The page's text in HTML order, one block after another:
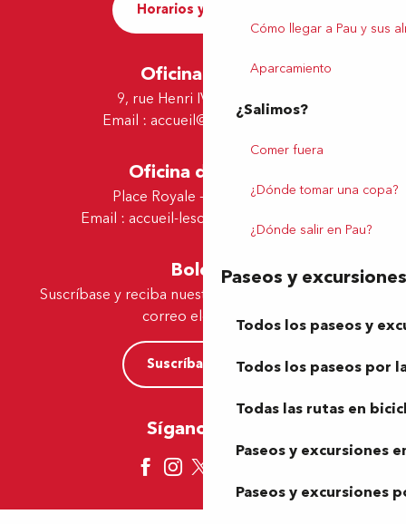
Cómo llegar a Pau y sus
Aparcamiento
¿Salimos?
Comer fuera
¿Dónde tomar una copa?
¿Dónde salir en Pau?
Paseos y excursiones
Todos los paseos y
Todos los paseos por
Todas las rutas en
Paseos y excursiones
Paseos y excursiones
Horarios y contacto
Oficina de Pau
9, rue Henri IV - 64000 Pau
Email : accueil@tourismepau.fr
Oficina de Lescar
Place Royale - 64230 Lescar
Email : accueil-lescar@tourismepau.fr
Boletín
Suscríbase y reciba nuestras ofertas y noticias por
correo electrónico
Suscríbase ahora
Síganos aquí